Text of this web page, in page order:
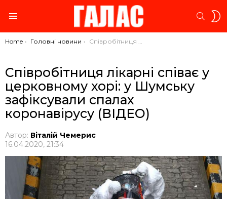
You are here:
Home Головні новини Співробітниця лікарні співає у церковному хорі: у Шумську зафіксували спалах коронавірусу (ВІДЕО)
Співробітниця лікарні співає у
церковному хорі: у Шумську
зафіксували спалах
коронавірусу (ВІДЕО)
Автор: Віталій Чемерис
16.04.2020, 21:34